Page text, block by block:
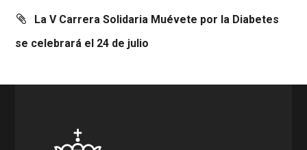
La V Carrera Solidaria Muévete por la Diabetes
se celebrará el 24 de julio